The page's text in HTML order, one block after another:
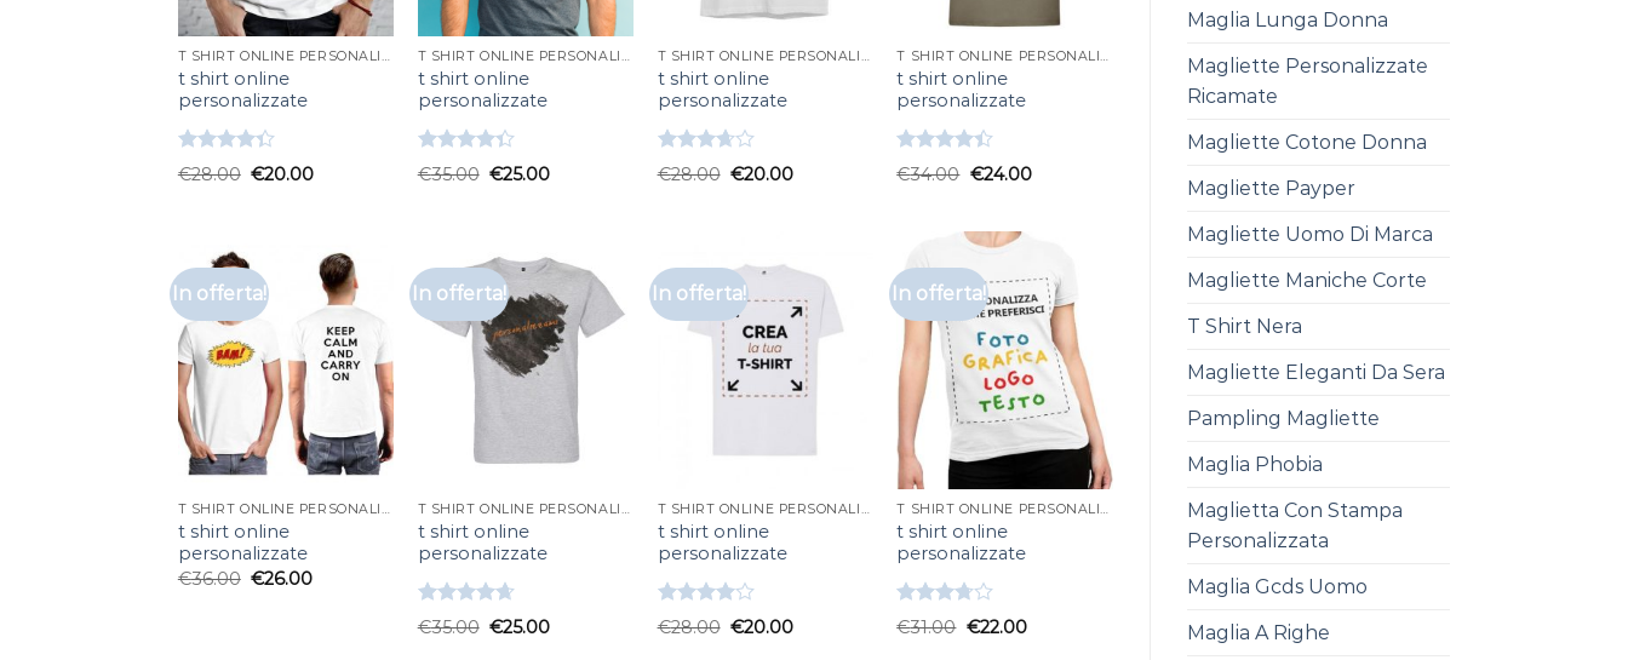
Maglia Lunga Donna
Magliette Personalizzate
Ricamate
Magliette Cotone Donna
Magliette Payper
Magliette Uomo Di Marca
Magliette Maniche Corte
T Shirt Nera
Magliette Eleganti Da Sera
Pampling Magliette
Maglia Phobia
Maglietta Con Stampa
Personalizzata
Maglia Gcds Uomo
Maglia A Righe
T SHIRT ONLINE PERSONALIZZATE
t shirt online
personalizzate
Valutato
4.33su 5
€28.00 €20.00
T SHIRT ONLINE PERSONALIZZATE
t shirt online
personalizzate
Valutato
4.33su 5
€35.00 €25.00
T SHIRT ONLINE PERSONALIZZATE
t shirt online
personalizzate
Valutato
3.67su
€28.00 €20.00
T SHIRT ONLINE PERSONALIZZATE
t shirt online
personalizzate
Valutato
4.33su 5
€34.00 €24.00
In offerta!
T SHIRT ONLINE PERSONALIZZATE
t shirt online
personalizzate
€36.00 €26.00
In offerta!
T SHIRT ONLINE PERSONALIZZATE
t shirt online
personalizzate
Valutato
4.67su 5
€35.00 €25.00
In offerta!
T SHIRT ONLINE PERSONALIZZATE
t shirt online
personalizzate
Valutato
4.00su
€28.00 €20.00
In offerta!
T SHIRT ONLINE PERSONALIZZATE
t shirt online
personalizzate
Valutato
3.67 su
€31.00 €22.00